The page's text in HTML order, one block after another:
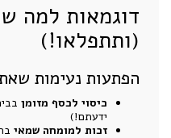
דוגמאות למה
(ותתפלאו!)
הפתעות נעימות
כיסוי לכסף מזומן
ידעתם!)
זכות למומחה שמאי